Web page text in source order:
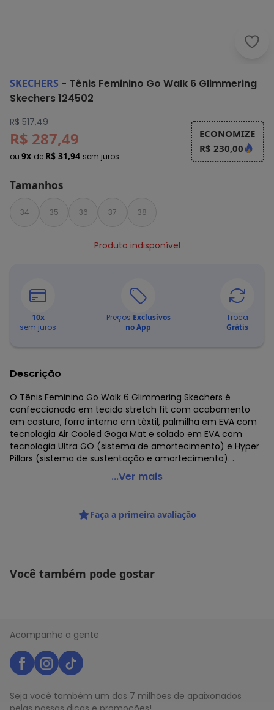
SKECHERS - Tênis Feminino Go Walk 6 Glimmering
Skechers 124502
R$ 517,49
R$ 287,49
ou 9x de R$ 31,94 sem juros
ECONOMIZE
R$ 230,00
Tamanhos
34 35 36 37 38
Produto indisponível
10x
sem juros
Preços Exclusivos
no App
Troca
Grátis
Descrição
O Tênis Feminino Go Walk 6 Glimmering Skechers é
confeccionado em tecido stretch fit com acabamento
em costura, forro interno em têxtil, palmilha em EVA com
tecnologia Air Cooled Goga Mat e solado em EVA com
tecnologia Ultra GO (sistema de amortecimento) e Hyper
Pillars (sistema de sustentação e amortecimento). .
Skechers - Tênis Feminino Go Walk 6 Glimmering
Código do produto: 23163210
MODELO : 5674502
Goga Mat
MATERIAL DA SOLA : EVA
Air Cooled: Espuma perfurada para melhorar o
GOGA MAT: Palmilha com
GÊNERO : Female
MATERIAL DO SAPATO : Stretch fit
ESTILO DO TÊNIS : Esportivo
...Ver mais
Faça a primeira avaliação
Você também pode gostar
Acompanhe a gente
Seja você também um dos 7 milhões de apaixonados